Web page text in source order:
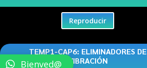
Reproducir
TEMP1-CAP6: ELIMINADORES DE
VIBRACIÓN
Bienved@